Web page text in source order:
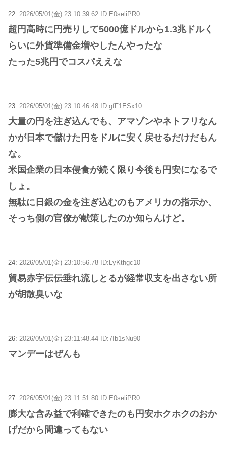
22: 2026/05/01(金) 23:10:39.62 ID:E0seliPR0
超円高時に円売りして5000億ドルから1.3兆ドルく
らいに外貨準備金増やしたんやったな
たった5兆円でコスパええな
23: 2026/05/01(金) 23:10:46.48 ID:gfF1ESx10
大量の円を注ぎ込んでも、アマゾンやネトフリなん
かが日本で儲けた円をドルに安く戻せるだけだもん
な。
米国企業の日本侵食が続く限り今後も円安になるで
しょ。
無駄に日銀の金を注ぎ込むのもアメリカの指示か、
そっち側の官僚が献策したのか知らんけど。
24: 2026/05/01(金) 23:10:56.78 ID:LyKthgc10
貿易赤字伝伝垂れ流しとるが経常収支を出さない所
が胡散臭いな
26: 2026/05/01(金) 23:11:48.44 ID:7Ib1sNu90
マンデーはぜんも
27: 2026/05/01(金) 23:11:51.80 ID:E0seliPR0
膨大な含み益で利確できたのも円安ホクホクのおか
げだから間違ってもない